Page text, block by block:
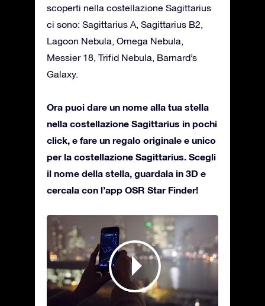
scoperti nella costellazione Sagittarius
ci sono: Sagittarius A, Sagittarius B2,
Lagoon Nebula, Omega Nebula,
Messier 18, Trifid Nebula, Barnard’s
Galaxy.
Ora puoi dare un nome alla tua stella
nella costellazione Sagittarius in pochi
click, e fare un regalo originale e unico
per la costellazione Sagittarius. Scegli
il nome della stella, guardala in 3D e
cercala con l’app OSR Star Finder!